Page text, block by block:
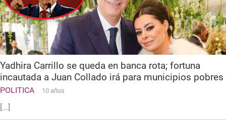
Yadhira Carrillo se queda en banca rota; fortuna
incautada a Juan Collado irá para municipios pobres
POLITICA 10 años
[...]